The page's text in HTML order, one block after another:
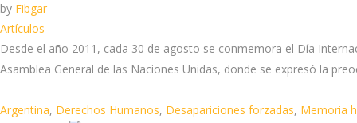
by Fibgar
Artículos
Desde el año 2011, cada 30 de agosto se conmemora el Día
Asamblea General de las Naciones Unidas, donde se expresó la
Argentina, Derechos Humanos, Desapariciones forzadas, Memoria